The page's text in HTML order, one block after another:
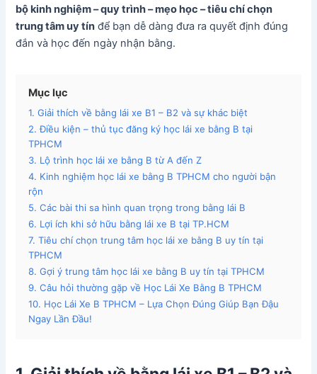
bộ kinh nghiệm – quy trình – mẹo học – tiêu chí chọn
trung tâm uy tín để bạn dễ dàng đưa ra quyết định đúng
đắn và học đến ngày nhận bằng.
Mục lục
1. Giải thích về bằng lái xe B1 – B2 và sự khác biệt
2. Điều kiện – thủ tục đăng ký học lái xe bằng B tại
TPHCM
3. Lộ trình học lái xe bằng B từ A đến Z
4. Kinh nghiệm học lái xe bằng B TPHCM cho người bận
rộn
5. Các bài thi sa hình quan trọng trong bằng lái B
6. Lợi ích khi sở hữu bằng lái xe B tại TP.HCM
7. Tiêu chí chọn trung tâm học lái xe bằng B uy tín tại
TPHCM
8. Gợi ý trung tâm học lái xe bằng B uy tín tại TPHCM
9. Câu hỏi thường gặp về Học Lái Xe Bằng B TPHCM
10. Học Lái Xe B TPHCM – Lựa Chọn Đúng Giúp Bạn Đậu
Ngay Lần Đầu!